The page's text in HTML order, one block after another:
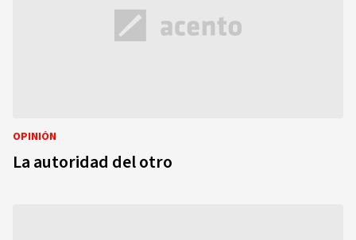
OPINIÓN
La autoridad del otro